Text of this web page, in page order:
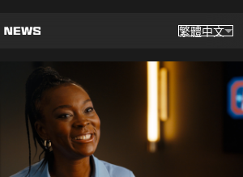
Choose
繁體中文